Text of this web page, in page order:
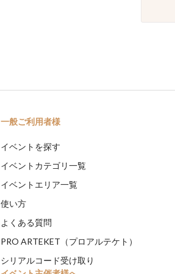
一般ご利用者様
イベントを探す
イベントカテゴリ一覧
イベントエリア一覧
使い方
よくある質問
PRO ARTEKET（プロアルテケト）
シリアルコード受け取り